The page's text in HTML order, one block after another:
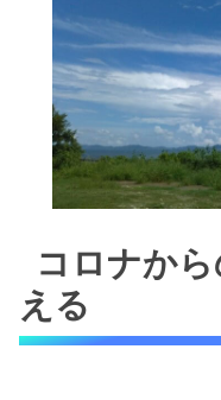
コロナか
える